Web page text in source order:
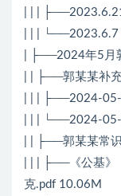
| | |
| | | └──2023.6.7
| ├──2024年5月
| | ├──郭某某补
| | | ├──2024-
| | | └──2024-
| | ├──郭某某常识
| | | ├──《公基
克.pdf 10.06M